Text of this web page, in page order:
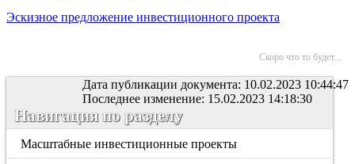
Эскизное предложение инвестиционного проекта
Скоро что то будет...
Дата публикации документа: 10.02.2023 10:44:47
Последнее изменение: 15.02.2023 14:18:30
Навигация по разделу
Масштабные инвестиционные проекты